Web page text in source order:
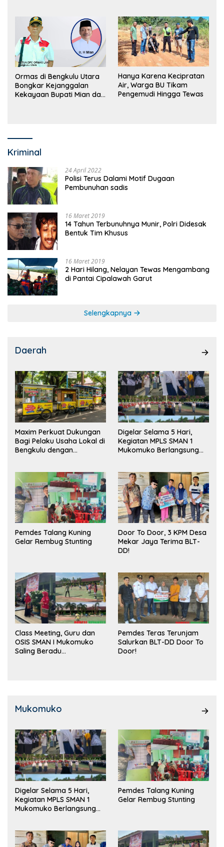
Ormas di Bengkulu Utara
Bongkar Kejanggalan
Kekayaan Bupati Mian dan
Hanya Karena Kecipratan
Air, Warga BU Tikam
Pengemudi Hingga Tewas
Kriminal
24 April 2022
Polisi Terus Dalami Motif Dugaan
Pembunuhan sadis
16 Maret 2019
14 Tahun Terbunuhnya Munir, Polri Didesak
Bentuk Tim Khusus
16 Maret 2019
2 Hari Hilang, Nelayan Tewas Mengambang
di Pantai Cipalawah Garut
Selengkapnya
Daerah
Maxim Perkuat Dukungan
Bagi Pelaku Usaha Lokal di
Bengkulu dengan
Pasar
Digelar Selama 5 Hari,
Kegiatan MPLS SMAN 1
Mukomuko Berlangsung
Pemdes Talang Kuning
Gelar Rembug Stunting
Door To Door, 3 KPM Desa
Mekar Jaya Terima BLT-
DD!
Class Meeting, Guru dan
OSIS SMAN I Mukomuko
Saling Beradu
Pemdes Teras Terunjam
Salurkan BLT-DD Door To
Door!
Mukomuko
Digelar Selama 5 Hari,
Kegiatan MPLS SMAN 1
Mukomuko Berlangsung
Pemdes Talang Kuning
Gelar Rembug Stunting